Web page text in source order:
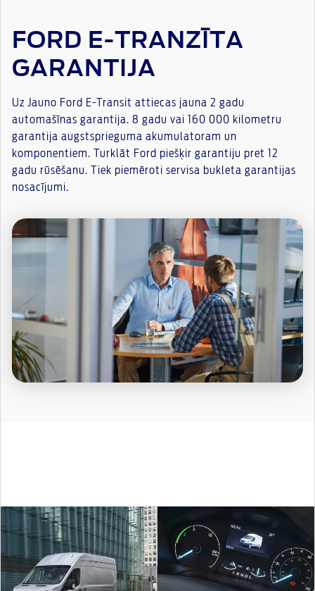
FORD E-TRANZĪTA
GARANTIJA
Uz Jauno Ford E-Transit attiecas jauna 2 gadu
automašīnas garantija. 8 gadu vai 160 000 kilometru
garantija augstsprieguma akumulatoram un
komponentiem. Turklāt Ford piešķir garantiju pret 12
gadu rūsēšanu. Tiek piemēroti servisa bukleta garantijas
nosacījumi.